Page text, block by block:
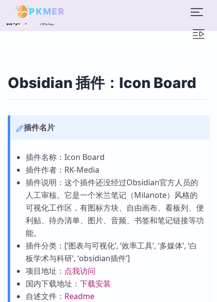
PKMER
目录 概述
Obsidian 插件：Icon Board
插件名片
插件名称：Icon Board
插件作者：RK-Media
插件说明：这个插件还没经过Obsidian官方人员的
人工审核。它是一个米兰笔记（Milanote）风格的
可视化工作区，有图标方块、自由画布、看板列、便
利贴、待办清单、图片、音频、书签和笔记链接等功
能。
插件分类：[‘图表与可视化’, ‘效率工具’, ‘多媒体’, ‘白
板学术与科研’, ‘obsidian插件’]
项目地址： 点我访问
国内下载地址： 下载安装
自述文件： Readme